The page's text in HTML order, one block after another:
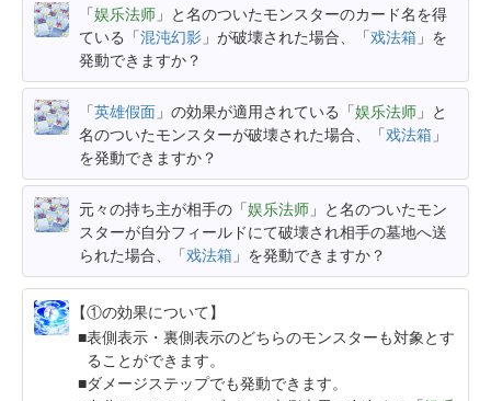
「娱乐法师 」と名のついたモンスターのカード名を得
ている「混沌幻影 」が破壊された場合、「戏法箱 」を
発動できますか？
「英雄假面 」の効果が適用されている「娱乐法师 」と
名のついたモンスターが破壊された場合、「戏法箱 」
を発動できますか？
元々の持ち主が相手の「娱乐法师 」と名のついたモン
スターが自分フィールドにて破壊され相手の墓地へ送
られた場合、「戏法箱 」を発動できますか？
【①の効果について】
表側表示・裏側表示のどちらのモンスターも対象とす
ることができます。
ダメージステップでも発動できます。